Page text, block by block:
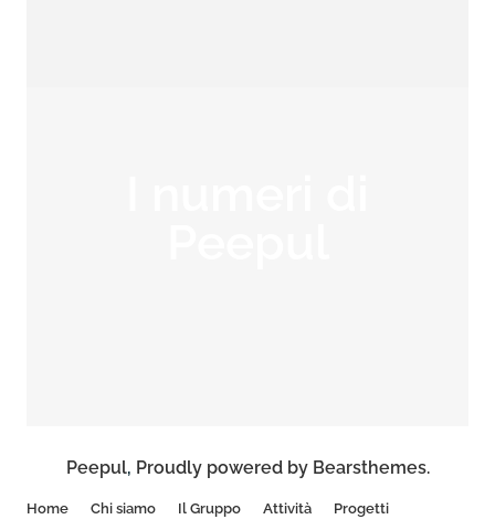
Peepul, Proudly powered by Bearsthemes.
Home Chi siamo Il Gruppo Attività
Progetti